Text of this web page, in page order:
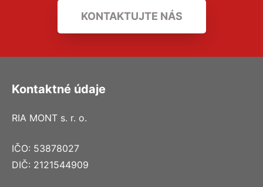
KONTAKTUJTE NÁS
Kontaktné údaje
RIA MONT s. r. o.
IČO: 53878027
DIČ: 2121544909